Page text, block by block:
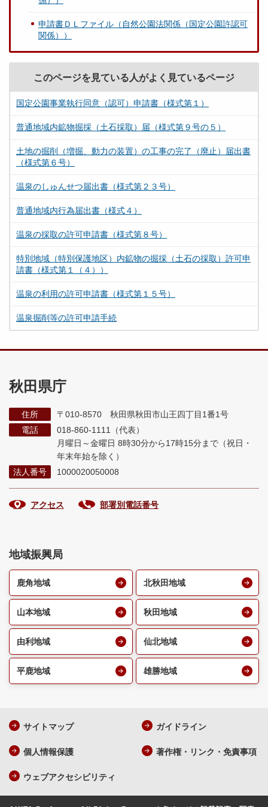
申請書ＤＬファイル（自然公園法関係（国定公園許認可
関係））
このページを見ている人がよく見ているページ
国定公園事業執行同意（認可）申請書（様式第１）
普通地域内鉱物掘採（土石採取）届（様式第９号の５）
土地の掘削（増掘、動力の装置）の工事の完了（廃止）届出書
（様式第６号）
温泉のしゅんせつ届出書（様式第２３号）
普通地域内行為届出書（様式４）
温泉の採取の許可申請書（様式第８号）
特別地域（特別保護地区）内鉱物の掘採（土石の採取）許可申
請書（様式第１（４））
温泉の利用の許可申請書（様式第１５号）
温泉掘削等の許可申請手続
秋田県庁
住所
〒010-8570 秋田県秋田市山王四丁目1番1号
電話
018-860-1111（代表）
月曜日～金曜日 8時30分から17時15分まで （祝日・
年末年始を除く）
法人番号
1000020050008
アクセス 部署別電話番号
地域振興局
鹿角地域 北秋田地域
山本地域 秋田地域
由利地域 仙北地域
平鹿地域 雄勝地域
サイトマップ ガイドライン
個人情報保護 著作権・リンク・免責事項
ウェブアクセシビリティ